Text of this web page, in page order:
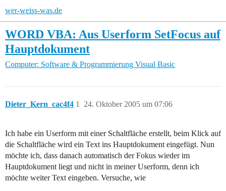
wer-weiss-was.de
WORD VBA: Aus Userform SetFocus auf
Hauptdokument
Computer: Software & Programmierung Visual Basic
Dieter_Kern_cac4f4 24. Oktober 2005 um 07:06
1
Ich habe ein Userform mit einer Schaltfläche erstellt, beim Klick auf
die Schaltfläche wird ein Text ins Hauptdokument eingefügt. Nun
möchte ich, dass danach automatisch der Fokus wieder im
Hauptdokument liegt und nicht in meiner Userform, denn ich
möchte weiter Text eingeben. Versuche, wie